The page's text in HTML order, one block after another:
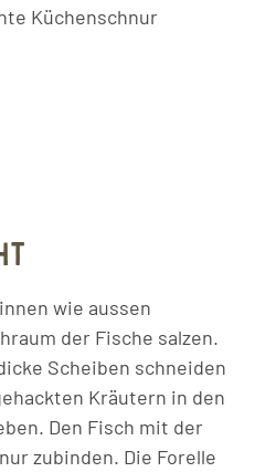
Küchenschnur
wie aussen
der Fische salzen.
Scheiben schneiden
Kräutern in den
Den Fisch mit der
zubinden. Die Forelle